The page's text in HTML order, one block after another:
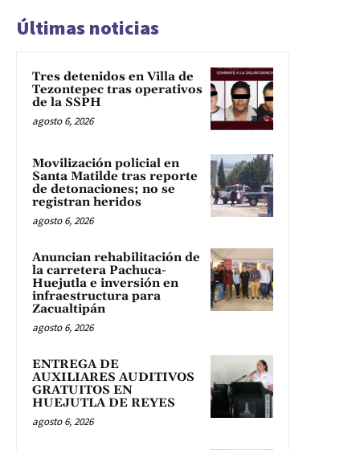
Últimas noticias
Tres detenidos en Villa de
Tezontepec tras operativos
de la SSPH
agosto 6, 2026
Movilización policial en
Santa Matilde tras reporte
de detonaciones; no se
registran heridos
agosto 6, 2026
Anuncian rehabilitación de
la carretera Pachuca-
Huejutla e inversión en
infraestructura para
Zacualtipán
agosto 6, 2026
ENTREGA DE
AUXILIARES AUDITIVOS
GRATUITOS EN
HUEJUTLA DE REYES
agosto 6, 2026